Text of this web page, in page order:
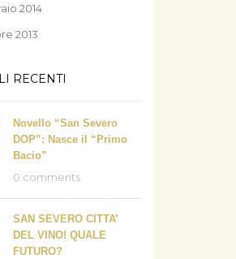
2014
2013
RECENTI
Novello “San Severo
DOP”: Nasce il “Primo
Bacio”
0 comments
SAN SEVERO CITTA’
DEL VINO! QUALE
FUTURO?